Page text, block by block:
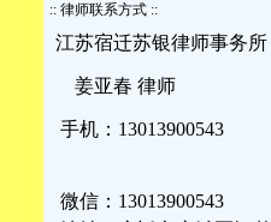
:: 律师联系方式 ::
江苏宿迁苏银律师事务所
姜亚春 律师
手机：13013900543
微信：13013900543